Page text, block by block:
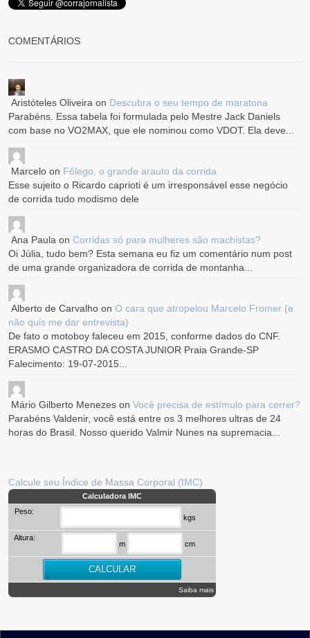
COMENTÁRIOS
Aristóteles Oliveira on Descubra o seu tempo de maratona
Parabéns. Essa tabela foi formulada pelo Mestre Jack Daniels
com base no VO2MAX, que ele nominou como VDOT. Ela deve...
Marcelo on Fôlego, o grande arauto da corrida
Esse sujeito o Ricardo caprioti é um irresponsável esse negócio
de corrida tudo modismo dele
Ana Paula onCorridas só para mulheres são machistas?
Oi Júlia, tudo bem? Esta semana eu fiz um comentário num post
de uma grande organizadora de corrida de montanha...
Alberto de Carvalho onO cara que atropelou Marcelo Fromer (e
não quis me dar entrevista)
De fato o motoboy faleceu em 2015, conforme dados do CNF.
ERASMO CASTRO DA COSTA JUNIOR Praia Grande-SP
Falecimento: 19-07-2015...
Mário Gilberto Menezes onVocê precisa de estímulo para correr?
Parabéns Valdenir, você está entre os 3 melhores ultras de 24
horas do Brasil. Nosso querido Valmir Nunes na supremacia...
Calcule seu Índice de Massa Corporal (IMC)
Calculadora IMC
Peso:
kgs
Altura:
m cm
Saiba mais